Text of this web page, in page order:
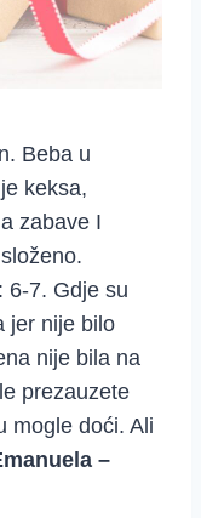
Beba u
keksa,
zabave I
6-7. Gdje su
jer nije bilo
nije bila na
prezauzete
mogle doći. Ali
–